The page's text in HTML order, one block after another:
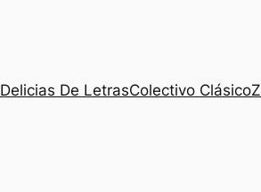
Delicias De LetrasColectivo ClásicoZ